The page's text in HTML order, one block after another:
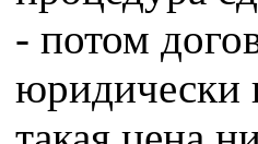
- потом
юридически